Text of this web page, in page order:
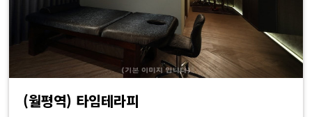
(월평역) 타임테라피